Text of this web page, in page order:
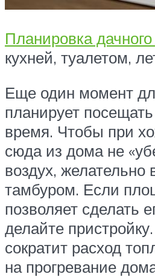
Планировка
кухней, туалетом,
Еще один момент
планирует
время. Чтобы при
сюда из дома не
воздух, желательно
тамбуром. Если
позволяет сделать
делайте
сократит расход
на прогревание